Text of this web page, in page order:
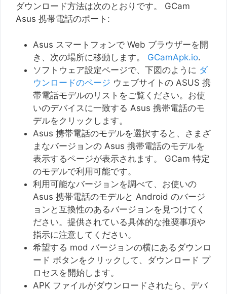
ダウンロード方法は次のとおりです。 GCam
Asus 携帯電話のポート:
Asus スマートフォンで Web ブラウザーを開
き、次の場所に移動します。 GCamApk.io.
ソフトウェア設定ページで、下図のように ダ
ウンロードのページ ウェブサイトの ASUS 携
帯電話モデルのリストをご覧ください。お使
いのデバイスに一致する Asus 携帯電話のモ
デルをクリックします。
Asus 携帯電話のモデルを選択すると、さまざ
まなバージョンの Asus 携帯電話のモデルを
表示するページが表示されます。 GCam 特定
のモデルで利用可能です。
利用可能なバージョンを調べて、お使いの
Asus 携帯電話のモデルと Android のバージ
ョンと互換性のあるバージョンを見つけてく
ださい。提供されている具体的な推奨事項や
指示に注意してください。
希望する mod バージョンの横にあるダウンロ
ード ボタンをクリックして、ダウンロード プ
ロセスを開始します。
APK ファイルがダウンロードされたら、デバ